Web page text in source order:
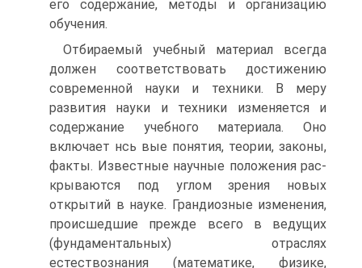
его содержание, методы и организацию
обучения.
Отбираемый учебный материал всегда
должен соответствовать достижению
современной науки и техники. В меру
развития науки и техники изменяется и
содержание учебного материала. Оно
включает нсь вые понятия, теории, законы,
факты. Известные научные положения рас-
крываются под углом зрения новых
открытий в науке. Грандиозные изменения,
происшедшие прежде всего в ведущих
(фундаментальных) отраслях
естествознания (математике, физике,